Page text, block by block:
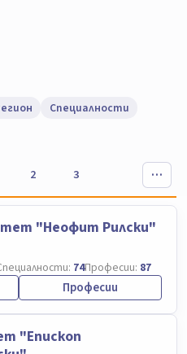
Специалности
2 3
"Неофит Рилски"
74Професии: 87
Професии
"Епископ